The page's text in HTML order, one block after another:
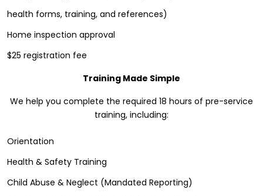
health forms, training, and references)
Home inspection approval
$25 registration fee
Training Made Simple
We help you complete the required 18 hours of pre-service
training, including:
Orientation
Health & Safety Training
Child Abuse & Neglect (Mandated Reporting)